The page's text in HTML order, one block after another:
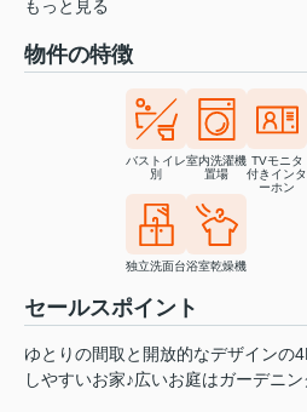
もっと見る
物件の特徴
バストイレ
別
室内洗濯機
置場
TVモニタ
付きインタ
ーホン
独立洗面台浴室乾燥機
セールスポイント
ゆとりの間取と開放的なデザインの
しやすいお家♪広いお庭はガーデニ